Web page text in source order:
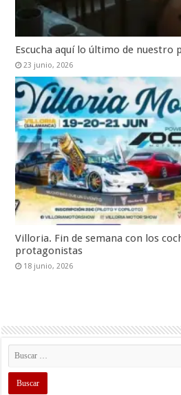
Escucha aquí lo último de nuestro
23 junio, 2026
Villoria. Fin de semana con los
protagonistas
18 junio, 2026